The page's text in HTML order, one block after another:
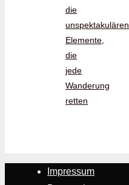
die
unspektakulären
Elemente,
die
jede
Wanderung
retten
Impressum